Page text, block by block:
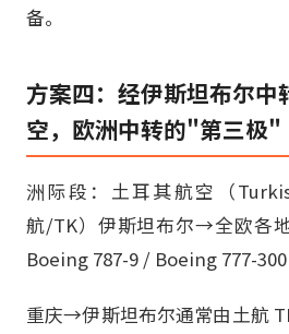
备。
方案四：经伊斯坦布尔
空，欧洲中转的"第三极"
洲际段：土耳其航空（
航/TK）伊斯坦布尔→全欧各
Boeing 787-9 / Boeing 777-
重庆→伊斯坦布尔通常由土航